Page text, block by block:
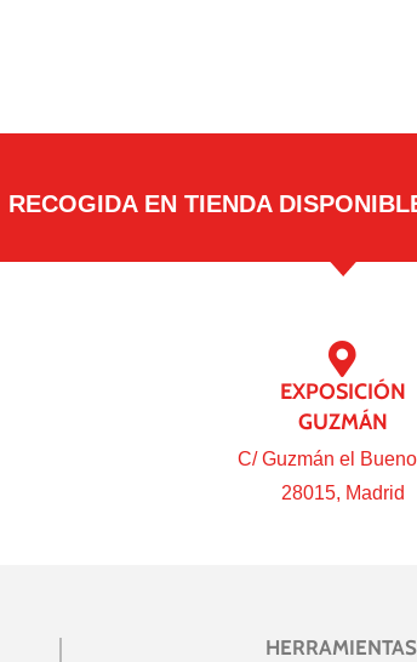
RECOGIDA EN TIENDA
EXPOSICIÓN
GUZMÁN
C/ Guzmán el
28015, Madrid
HERRAMIENTAS